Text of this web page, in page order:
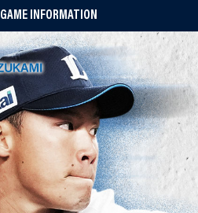
GAME INFORMATION